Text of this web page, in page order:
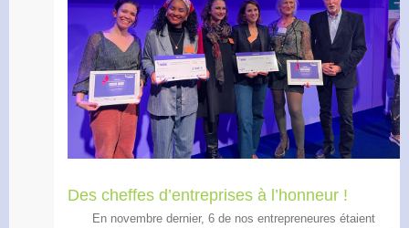
Des cheffes d’entreprises à l’honneur !
En novembre dernier, 6 de nos entrepreneures étaient